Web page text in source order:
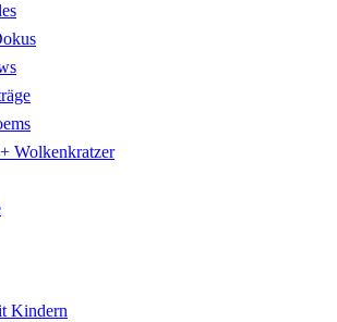
Wolkenkratzer
Kindern